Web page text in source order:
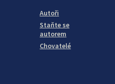
Autoři
Staňte se
autorem
Chovatelé